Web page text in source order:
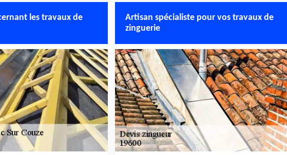
les travaux de
Artisan spécialiste pour vos travaux de
zinguerie